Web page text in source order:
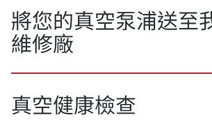
將您的真空泵浦送至
維修廠
真空健康檢查